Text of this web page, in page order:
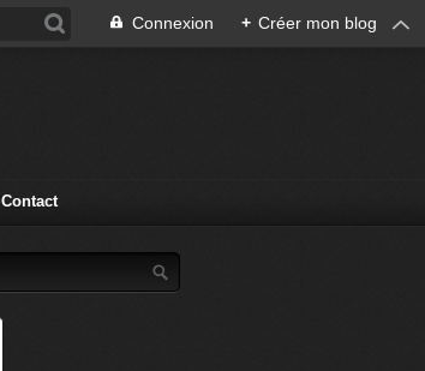
Connexion + Créer mon blog
Contact